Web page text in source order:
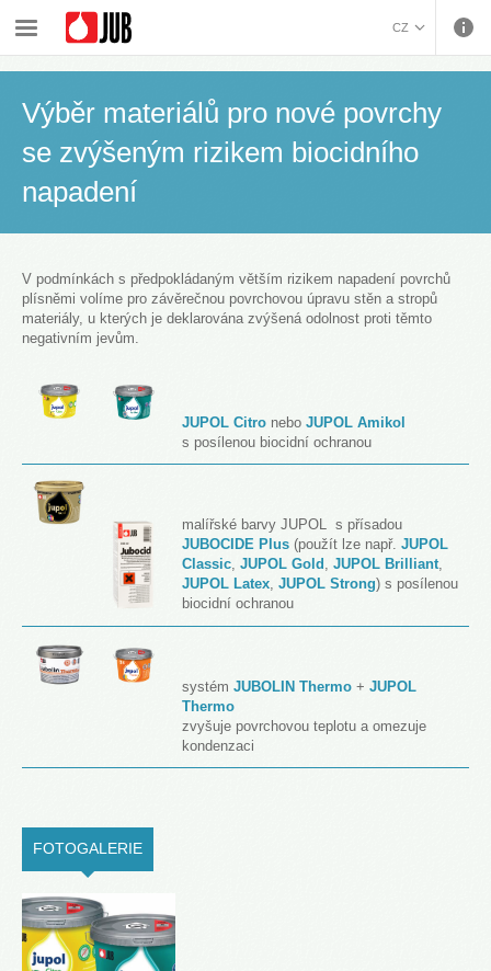
BOSANSKI (BOSNIAN)
CZ
ENGLISH (ENGLISH)
DEUTSCH (GERMAN)
ITALIANO (ITALIAN)
МАКЕДОНСКИ
(MACEDONIAN)
ROMÂNĂ (ROMANIAN)
SLOVENŠČINA
Malířské barvy a dekorativa
Výběr materiálů pro nové povrchy se zvýšeným rizikem biocidního napadení
Výběr materiálů pro nové povrchy
se zvýšeným rizikem biocidního
napadení
V podmínkách s předpokládaným větším rizikem napadení povrchů
plísněmi volíme pro závěrečnou povrchovou úpravu stěn a stropů
materiály, u kterých je deklarována zvýšená odolnost proti těmto
negativním jevům.
JUPOL Citro nebo JUPOL Amikol
s posílenou biocidní ochranou
malířské barvy JUPOL s přísadou
JUBOCIDE Plus (použít lze např. JUPOL
Classic JUPOL Gold JUPOL Brilliant
JUPOL Latex JUPOL Strong) s posílenou
biocidní ochranou
systém JUBOLIN Thermo + JUPOL
Thermo
zvyšuje povrchovou teplotu a omezuje
kondenzaci
FOTOGALERIE